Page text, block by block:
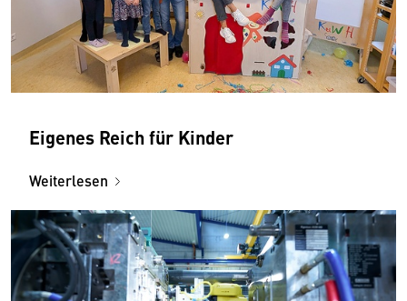
Eigenes Reich für Kinder
Weiterlesen